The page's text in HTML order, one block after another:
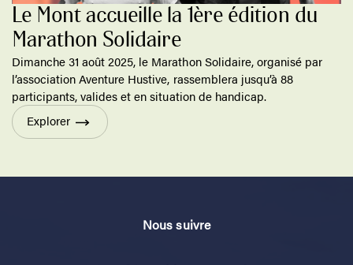
Le Mont accueille la 1ère édition du
Marathon Solidaire
Dimanche 31 août 2025, le Marathon Solidaire, organisé par
l’association Aventure Hustive, rassemblera jusqu’à 88
participants, valides et en situation de handicap.
Explorer
Nous suivre